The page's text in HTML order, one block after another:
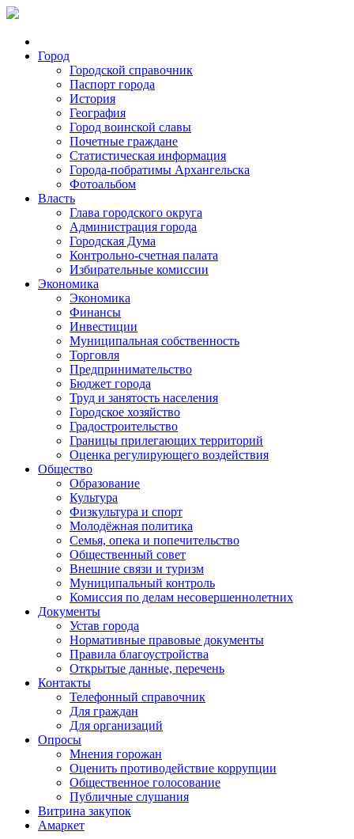
Город
Городской справочник
Паспорт города
История
География
Город воинской славы
Почетные граждане
Статистическая информация
Города-побратимы Архангельска
Фотоальбом
Власть
Глава городского округа
Администрация города
Городская Дума
Контрольно-счетная палата
Избирательные комиссии
Экономика
Экономика
Финансы
Инвестиции
Муниципальная собственность
Торговля
Предпринимательство
Бюджет города
Труд и занятость населения
Городское хозяйство
Градостроительство
Границы прилегающих территорий
Оценка регулирующего воздействия
Общество
Образование
Культура
Физкультура и спорт
Молодёжная политика
Семья, опека и попечительство
Общественный совет
Внешние связи и туризм
Муниципальный контроль
Комиссия по делам несовершеннолетних
Документы
Устав города
Нормативные правовые документы
Правила благоустройства
Открытые данные, перечень
Контакты
Телефонный справочник
Для граждан
Для организаций
Опросы
Мнения горожан
Оценить противодействие коррупции
Общественное голосование
Публичные слушания
Витрина закупок
Амаркет